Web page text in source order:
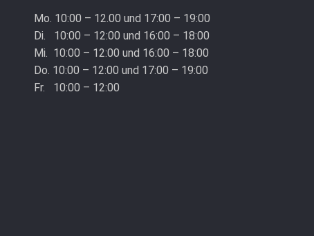
Mo. 10:00 – 12.00 und 17:00 – 19:00
Di. 10:00 – 12:00 und 16:00 – 18:00
Mi. 10:00 – 12:00 und 16:00 – 18:00
Do. 10:00 – 12:00 und 17:00 – 19:00
Fr. 10:00 – 12:00